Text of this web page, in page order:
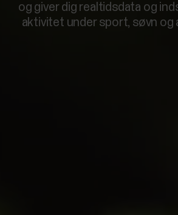
og giver dig realtidsdata og
aktivitet under sport, søvn og